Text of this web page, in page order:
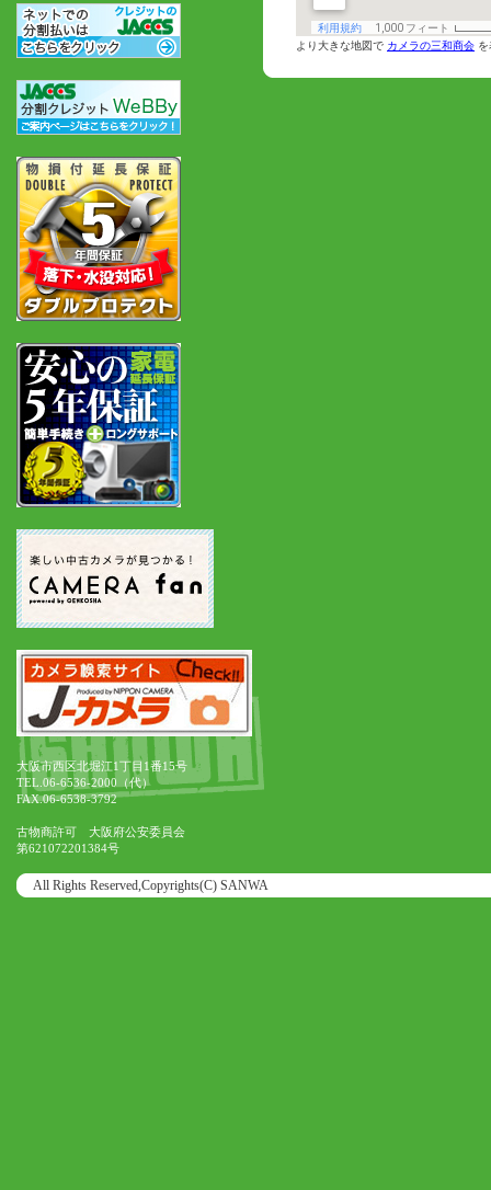
より大きな地図で カメラの三和商会
大阪市西区北堀江1丁目1番15号
TEL.06-6536-2000（代）
FAX.06-6538-3792
古物商許可 大阪府公安委員会
第621072201384号
All Rights Reserved,Copyrights(C) SANWA